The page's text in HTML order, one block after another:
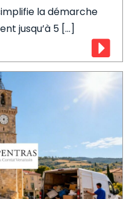
la démarche
jusqu’à 5 [...]